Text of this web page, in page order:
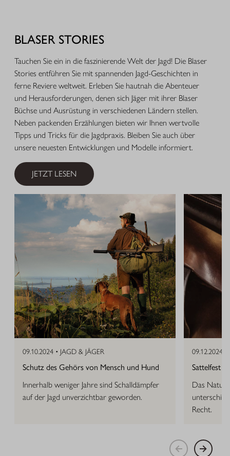
BLASER STORIES
Tauchen Sie ein in die faszinierende Welt der Jagd! Die Blaser
Stories entführen Sie mit spannenden Jagd-Geschichten in
ferne Reviere weltweit. Erleben Sie hautnah die Abenteuer
und Herausforderungen, denen sich Jäger mit ihrer Blaser
Büchse und Ausrüstung in verschiedenen Ländern stellen.
Neben packenden Erzählungen bieten wir Ihnen wertvolle
Tipps und Tricks für die Jagdpraxis. Bleiben Sie auch über
unsere neuesten Entwicklungen und Modelle informiert.
JETZT LESEN
09.10.2024 • JAGD & JÄGER
Schutz des Gehörs von Mensch und Hund
Innerhalb weniger Jahre sind Schalldämpfer
auf der Jagd unverzichtbar geworden.
09.12.2024 •
Sattelfest
Das
Recht.